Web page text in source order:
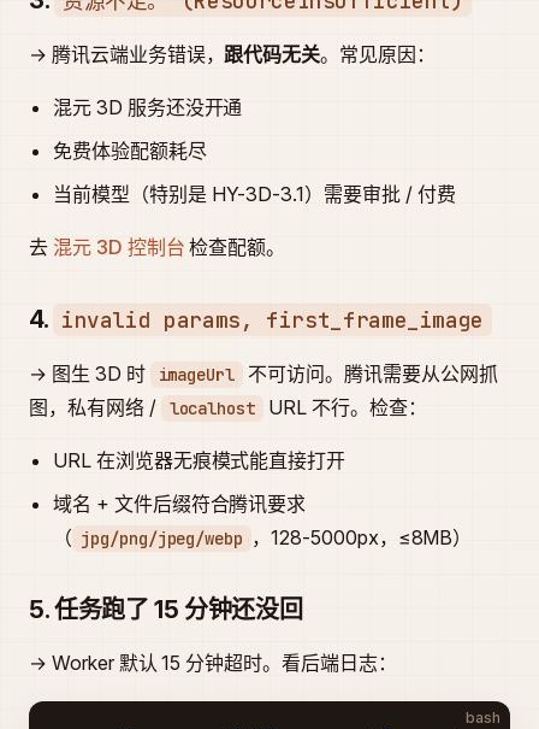
→ 腾讯云端业务错误，跟代码无关。常见原因：
混元 3D 服务还没开通
免费体验配额耗尽
当前模型（特别是 HY-3D-3.1）需要审批 / 付费
去 混元 3D 控制台 检查配额。
4. invalid params, first_frame_image
→ 图生 3D 时 imageUrl
不可访问。腾讯需要从公网抓
图，私有网络 /
localhost URL 不行。检查：
URL 在浏览器无痕模式能直接打开
域名 + 文件后缀符合腾讯要求
（ jpg/png/jpeg/webp ，128-5000px，≤8MB）
5. 任务跑了 15 分钟还没回
→ Worker 默认 15 分钟超时。看后端日志：
bash